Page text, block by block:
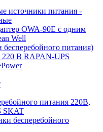
источники питания -
OWA-90E с одним
Well
питания)
В RAPAN-UPS
питания 220В,
SKAT
бесперебойного